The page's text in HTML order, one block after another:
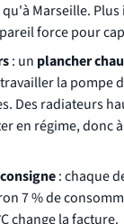
Marseille.
force pour
: un plancher
la pompe
Des radiateurs
en régime, donc
: chaque
7 % de
change la facture.